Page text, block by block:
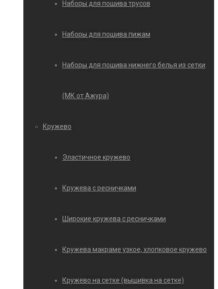
Наборы для пошива трусов
Наборы для пошива пижам
Наборы для пошива нижнего белья из сетки
(МК от Ажура)
Кружево
Эластичное кружево
Кружева с ресничками
Широкие кружева с ресничками
Кружева макраме узкое, хлопковое кружево
Кружево на сетке (вышивка на сетке)